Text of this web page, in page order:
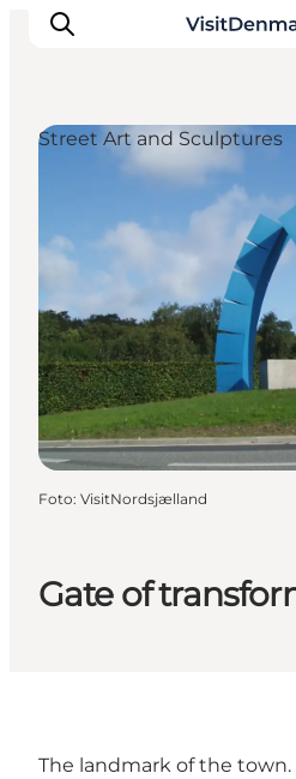
Dove andare
Cosa fare
Dove dormire
Pianifica il viaggio
Gate of
Street Art and Sculptures
Foto: VisitNordsjælland
The landmark of the town.